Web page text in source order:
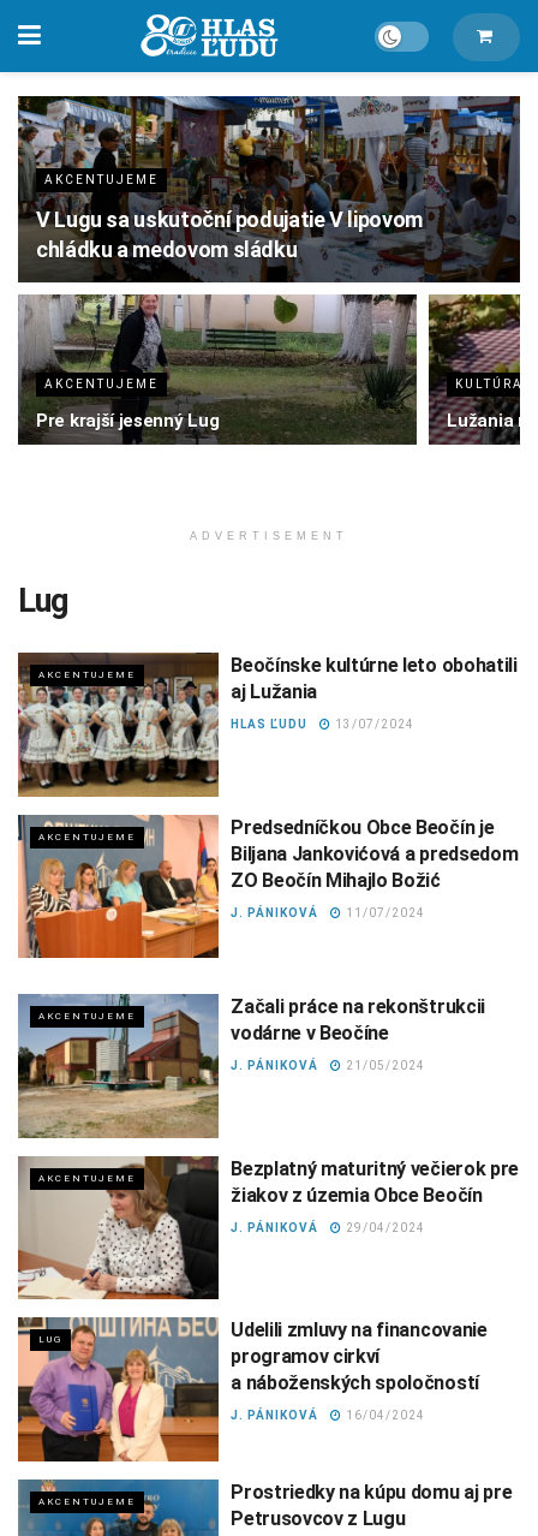
AKCENTUJEME
V Lugu sa uskutoční podujatie V lipovom
chládku a medovom sládku
AKCENTUJEME
Pre krajší jesenný Lug
KULTÚRA
Lužania
ADVERTISEMENT
Lug
AKCENTUJEME
Beočínske kultúrne leto obohatili
aj Lužania
HLAS ĽUDU 13/07/2024
AKCENTUJEME
Predsedníčkou Obce Beočín je
Biljana Jankovićová a predsedom
ZO Beočín Mihajlo Božić
J. PÁNIKOVÁ 11/07/2024
AKCENTUJEME
Začali práce na rekonštrukcii
vodárne v Beočíne
J. PÁNIKOVÁ 21/05/2024
AKCENTUJEME
Bezplatný maturitný večierok pre
žiakov z územia Obce Beočín
J. PÁNIKOVÁ 29/04/2024
LUG
Udelili zmluvy na financovanie
programov cirkví
a náboženských spoločností
J. PÁNIKOVÁ 16/04/2024
AKCENTUJEME
Prostriedky na kúpu domu aj pre
Petrusovcov z Lugu